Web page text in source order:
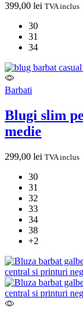
399,00 lei TVA inclus
30
31
34
Barbati
Blugi slim
medie
299,00 lei TVA inclus
30
31
32
33
34
38
+2